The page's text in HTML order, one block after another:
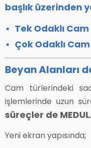
başlık üzerinden
Tek Odaklı Cam
Çok Odaklı Cam
Beyan Alanları
Cam türlerindeki
işlemlerinde uzun
süreçler de
Yeni ekran yapısında;